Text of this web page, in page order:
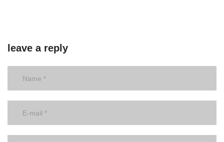
leave a reply